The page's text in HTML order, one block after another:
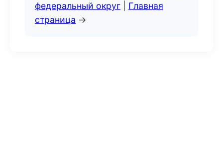
федеральный округ
Главная
страница →